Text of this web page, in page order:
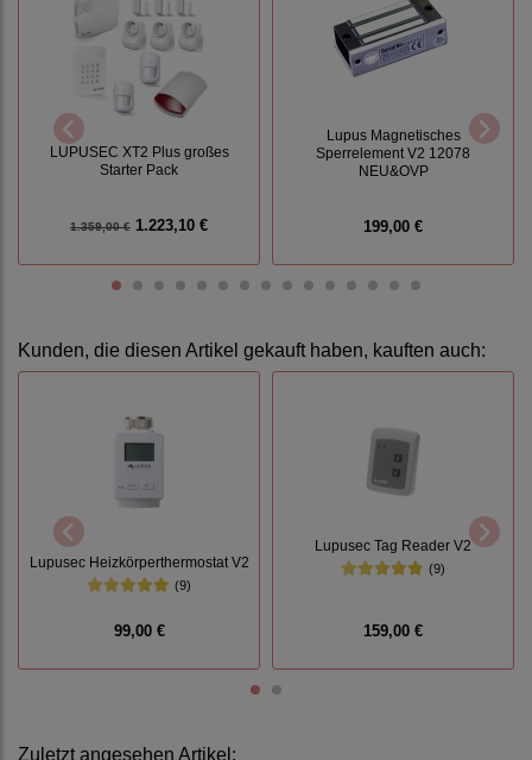
LUPUSEC XT2 Plus großes
Starter Pack
1.359,00 € 1.223,10 €
Lupus Magnetisches
Sperrelement V2 12078
NEU&OVP
199,00 €
Kunden, die diesen Artikel gekauft haben, kauften auch:
Lupusec Heizkörperthermostat V2
(9)
99,00 €
Lupusec Tag Reader V2
(9)
159,00 €
Zuletzt angesehen Artikel: